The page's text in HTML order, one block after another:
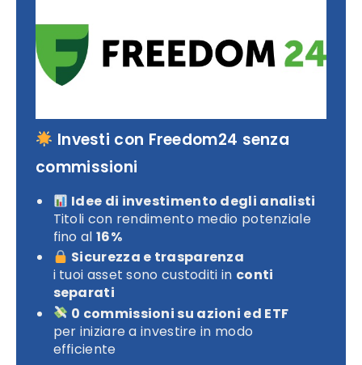
Investi con Freedom24 senza
commissioni
Idee di investimento degli analisti
Titoli con rendimento medio potenziale
fino al 16%
Sicurezza e trasparenza
i tuoi asset sono custoditi in conti
separati
0 commissioni su azioni ed ETF
per iniziare a investire in modo
efficiente